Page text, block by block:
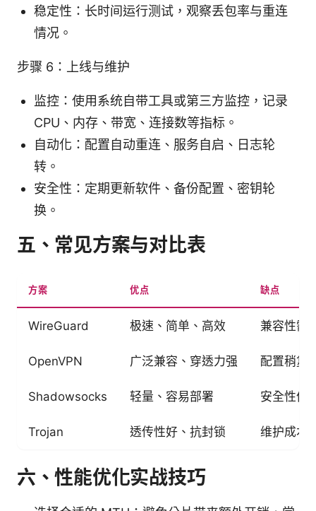
稳定性：长时间运行测试，观察丢包率与重连
情况。
步骤 6：上线与维护
监控：使用系统自带工具或第三方监控，记录
CPU、内存、带宽、连接数等指标。
自动化：配置自动重连、服务自启、日志轮
转。
安全性：定期更新软件、备份配置、密钥轮
换。
五、常见方案与对比表
方案 优点 缺点
WireGuard 极速、简单、高效 兼容性需
OpenVPN 广泛兼容、穿透力强 配置稍复
Shadowsocks 轻量、容易部署 安全性依
Trojan 透传性好、抗封锁 维护成本
六、性能优化实战技巧